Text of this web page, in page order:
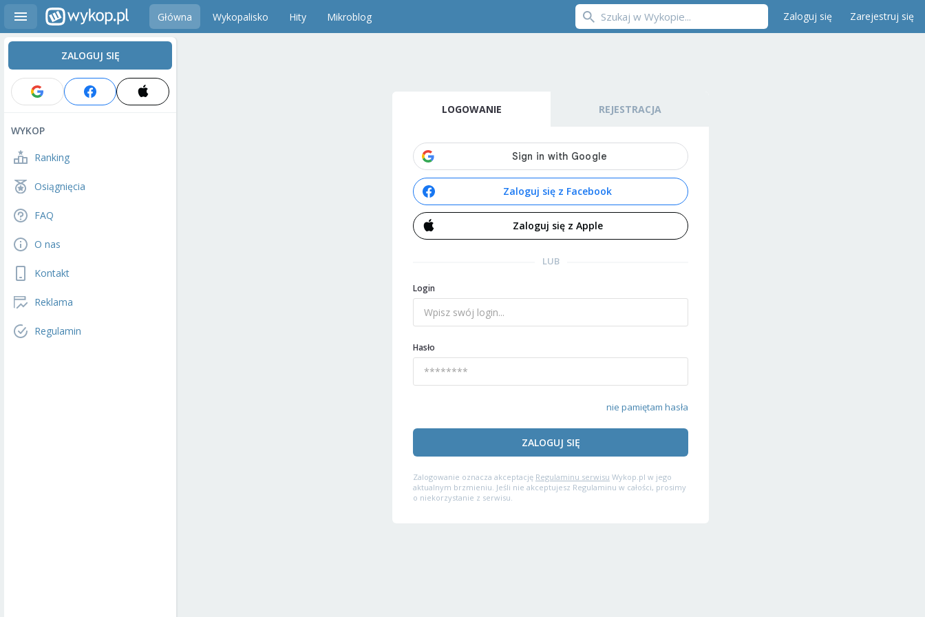
Główna Wykopalisko Hity Mikroblog Zaloguj się Zarejestruj się
ZALOGUJ SIĘ
WYKOP
Ranking
Osiągnięcia
FAQ
O nas
Kontakt
Reklama
Regulamin
LOGOWANIE REJESTRACJA
Zaloguj się z Facebook
Zaloguj się z Apple
LUB
Login
Hasło
nie pamiętam hasła
ZALOGUJ SIĘ
Zalogowanie oznacza akceptację Regulaminu serwisu Wykop.pl w jego
aktualnym brzmieniu. Jeśli nie akceptujesz Regulaminu w całości, prosimy
o niekorzystanie z serwisu.